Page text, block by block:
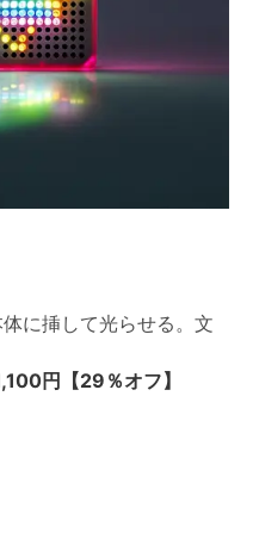
に挿して光らせる。文
円【29％オフ】